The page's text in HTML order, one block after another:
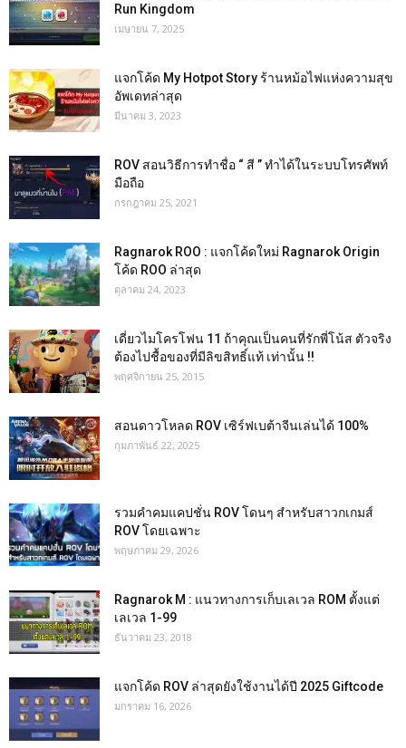
Run Kingdom
เมษายน 7, 2025
แจกโค้ด My Hotpot Story ร้านหม้อไฟแห่งความสุข
อัพเดทล่าสุด
มีนาคม 3, 2023
ROV สอนวิธีการทำชื่อ “ สี ” ทำได้ในระบบโทรศัพท์
มือถือ
กรกฎาคม 25, 2021
Ragnarok ROO : แจกโค้ดใหม่ Ragnarok Origin
โค้ด ROO ล่าสุด
ตุลาคม 24, 2023
เดี่ยวไมโครโฟน 11 ถ้าคุณเป็นคนที่รักพี่โน้ส ตัวจริง
ต้องไปชื้อของที่มีลิขสิทธิ์แท้ เท่านั้น !!
พฤศจิกายน 25, 2015
สอนดาวโหลด ROV เซิร์ฟเบต้าจีนเล่นได้ 100%
กุมภาพันธ์ 22, 2025
รวมคำคมแคปชั่น ROV โดนๆ สำหรับสาวกเกมส์
ROV โดยเฉพาะ
พฤษภาคม 29, 2026
Ragnarok M : แนวทางการเก็บเลเวล ROM ตั้งแต่
เลเวล 1-99
ธันวาคม 23, 2018
แจกโค้ด ROV ล่าสุดยังใช้งานได้ปี 2025 Giftcode
มกราคม 16, 2026